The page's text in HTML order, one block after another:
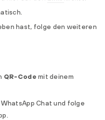
hast, folge den weiteren
QR-Code mit deinem
Chat und folge